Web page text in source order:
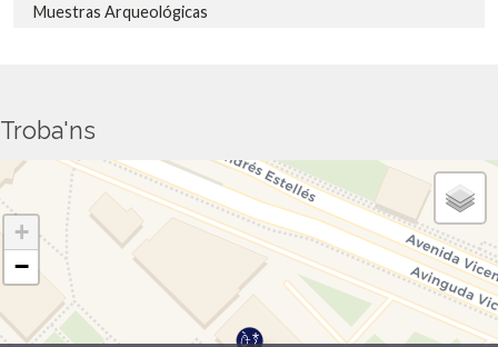
Muestras Arqueológicas
Troba'ns
+
−